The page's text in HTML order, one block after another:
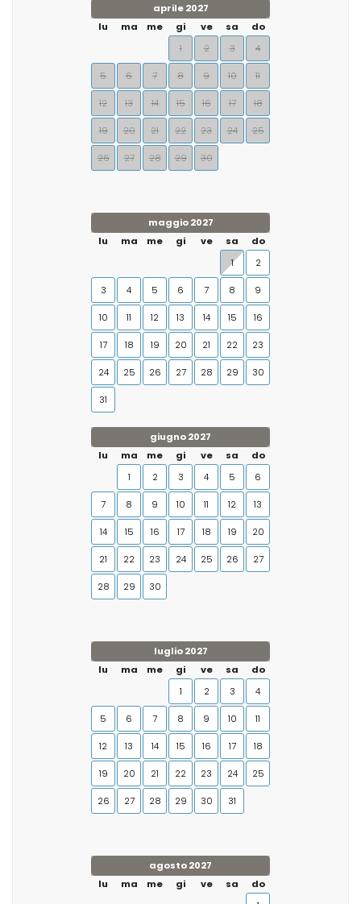
aprile 2027
lu
ma me gi ve sa
do
1
2 3 4
5 6 7 8 9 10 11
12 13 14 15 16 17 18
19 20 21 22 23 24 25
26 27 28 29 30
maggio 2027
lu
ma me gi ve sa
do
1
2
3 4 5 6 7 8 9
10 11 12 13 14 15 16
17 18 19 20 21 22 23
24 25 26 27 28 29 30
31
giugno 2027
lu
ma me gi ve sa
do
1
2 3 4 5 6
7 8 9 10 11 12 13
14 15 16 17 18 19 20
21 22 23 24 25 26 27
28 29 30
luglio 2027
lu
ma me gi ve sa
do
1
2 3 4
5 6 7 8 9 10 11
12 13 14 15 16 17 18
19 20 21 22 23 24 25
26 27 28 29 30 31
agosto 2027
lu
ma me gi ve sa
do